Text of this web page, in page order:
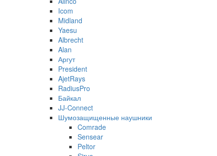
Icom
Midland
Yaesu
Albrecht
Alan
Аргут
President
AjetRays
RadiusPro
Байкал
JJ-Connect
Шумозащищенные наушники
Comrade
Sensear
Peltor